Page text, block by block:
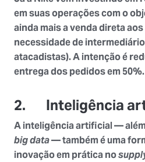
em suas operações com o
ainda mais a venda direta
necessidade de
atacadistas). A intenção é
entrega dos pedidos em 50%.
2. Inteligência
A inteligência artificial —
big data— também é uma
inovação em prática no